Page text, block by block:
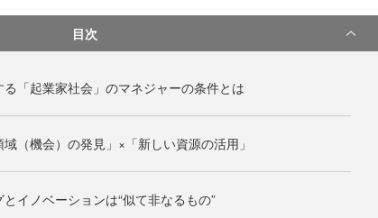
目次
る「起業家社会」のマネジャーの条件とは
域（機会）の発見」×「新しい資源の活用」
イノベーションは“似て非なるもの”